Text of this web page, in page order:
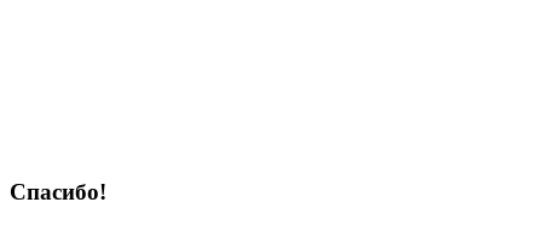
Спасибо!